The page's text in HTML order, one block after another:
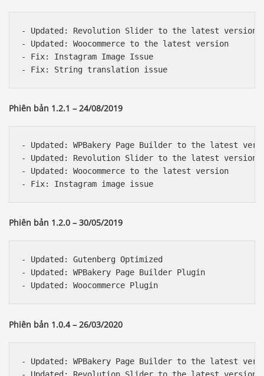
- Updated: Revolution Slider to the latest version
- Updated: Woocommerce to the latest version
- Fix: Instagram Image Issue
Phiên bản 1.2.1 – 24/08/2019
- Updated: WPBakery Page Builder to the latest
- Updated: Revolution Slider to the latest version
- Updated: Woocommerce to the latest version
Phiên bản 1.2.0 – 30/05/2019
- Updated: Gutenberg Optimized
- Updated: WPBakery Page Builder Plugin
Phiên bản 1.0.4 – 26/03/2020
- Updated: WPBakery Page Builder to the latest
- Updated: Revolution Slider to the latest version